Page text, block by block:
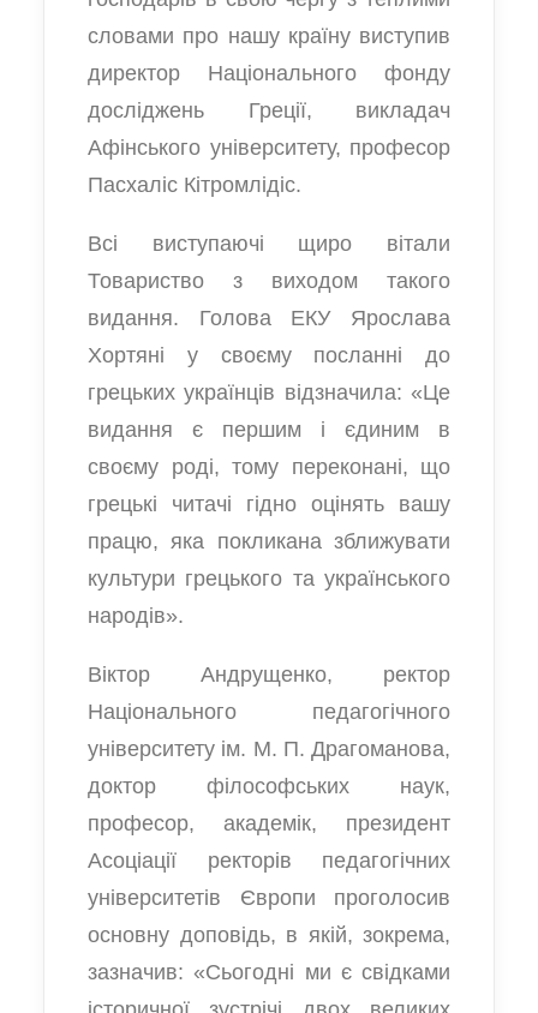
словами про нашу країну виступив
директор Національного фонду
досліджень Греції, викладач
Афінського університету, професор
Пасхаліс Кітромлідіс.
Всі виступаючі щиро вітали
Товариство з виходом такого
видання. Голова ЕКУ Ярослава
Хортяні у своєму посланні до
грецьких українців відзначила: «Це
видання є першим і єдиним в
своєму роді, тому переконані, що
грецькі читачі гідно оцінять вашу
працю, яка покликана зближувати
культури грецького та українського
народів».
Віктор Андрущенко, ректор
Національного педагогічного
університету ім. М. П. Драгоманова,
доктор філософських наук,
професор, академік, президент
Асоціації ректорів педагогічних
університетів Європи проголосив
основну доповідь, в якій, зокрема,
зазначив: «Сьогодні ми є свідками